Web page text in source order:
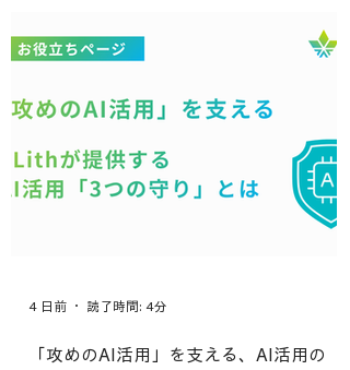
「攻めのAI活用」を支える、AI活用の「3
4 日前 読了時間: 4分